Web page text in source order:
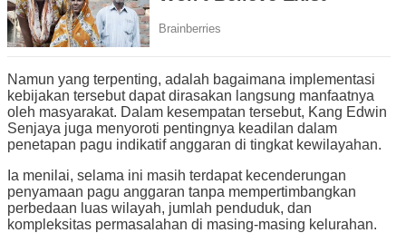
Namun yang terpenting, adalah bagaimana implementasi
kebijakan tersebut dapat dirasakan langsung manfaatnya
oleh masyarakat. Dalam kesempatan tersebut, Kang Edwin
Senjaya juga menyoroti pentingnya keadilan dalam
penetapan pagu indikatif anggaran di tingkat kewilayahan.
Ia menilai, selama ini masih terdapat kecenderungan
penyamaan pagu anggaran tanpa mempertimbangkan
perbedaan luas wilayah, jumlah penduduk, dan
kompleksitas permasalahan di masing-masing kelurahan.